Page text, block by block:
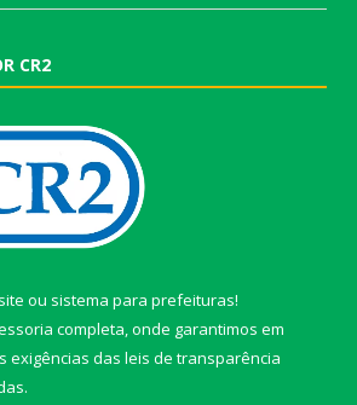
CR2
ou sistema para prefeituras!
completa, onde garantimos em
exigências das leis de transparência